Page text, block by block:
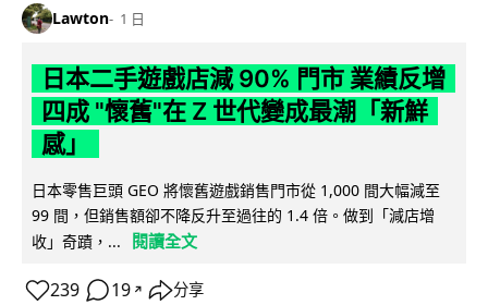
Lawton 1 日
日本二手遊戲店減 90% 門市 業績反增
四成 "懷舊"在 Z 世代變成最潮「新鮮
感」
日本零售巨頭 GEO 將懷舊遊戲銷售門市從 1,000 間大幅減至
99 間，但銷售額卻不降反升至過往的 1.4 倍。做到「減店增
收」奇蹟，...
閱讀全文
239 19 ↗ 分享